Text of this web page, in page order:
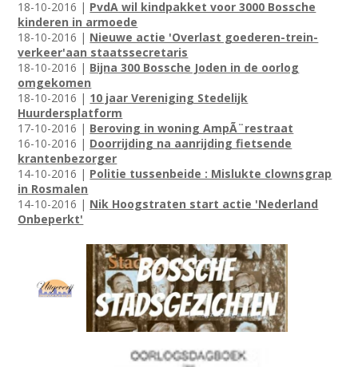
18-10-2016 | PvdA wil kindpakket voor 3000 Bossche
kinderen in armoede
18-10-2016 | Nieuwe actie 'Overlast goederen-trein-
verkeer'aan staatssecretaris
18-10-2016 | Bijna 300 Bossche Joden in de oorlog
omgekomen
18-10-2016 | 10 jaar Vereniging Stedelijk
Huurdersplatform
17-10-2016 | Beroving in woning AmpÃ¨restraat
16-10-2016 | Doorrijding na aanrijding fietsende
krantenbezorger
14-10-2016 | Politie tussenbeide : Mislukte clownsgrap
in Rosmalen
14-10-2016 | Nik Hoogstraten start actie 'Nederland
Onbeperkt'